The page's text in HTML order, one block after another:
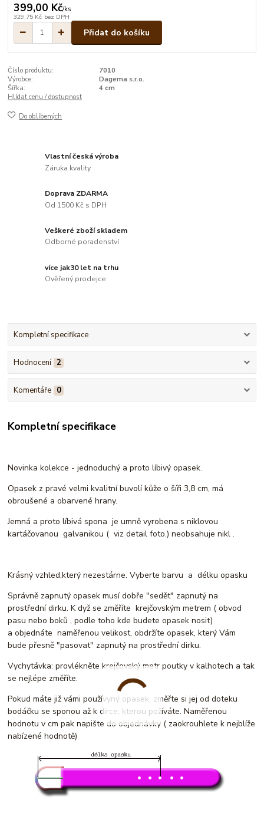
399,00 Kč/ks
329,75 Kč bez DPH
Přidat do košíku
Číslo produktu:
7010
Výrobce:
Dagema s.r.o.
Šířka:
4 cm
Hlídat cenu / dostupnost
Do oblíbených
Vlastní česká výroba
Záruka kvality
Doprava ZDARMA
Od 1500 Kč s DPH
Veškeré zboží skladem
Odborné poradenství
více jak30 let na trhu
Ověřený prodejce
Kompletní specifikace
Hodnocení 2
Komentáře 0
Kompletní specifikace
Novinka kolekce - jednoduchý a proto líbivý opasek.
Opasek z pravé velmi kvalitní buvolí kůže o šíři 3,8 cm, má
obroušené a obarvené hrany.
Jemná a proto líbivá spona je umně vyrobena s niklovou
kartáčovanou galvanikou ( viz detail foto.) neobsahuje nikl .
Krásný vzhled,který nezestárne. Vyberte barvu a délku opasku
Správně zapnutý opasek musí dobře "sedět" zapnutý na
prostřední dirku. K dyž se změříte krejčovským metrem ( obvod
pasu nebo boků , podle toho kde budete opasek nosit)
a objednáte naměřenou velikost, obdržíte opasek, který Vám
bude přesně "pasovat" zapnutý na prostřední dirku.
Vychytávka: provlékněte krejčovský metr poutky v kalhotech a tak
se nejlépe změříte.
Pokud máte již vámi používyný opasek, změřte si jej od doteku
bodáčku se sponou až k dirce, kterou požíváte. Naměřenou
hodnotu v cm pak napište do objednávky ( zaokrouhlete k nejblíže
nabízené hodnotě)